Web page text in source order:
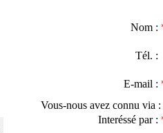
Nom :
Tél.
E-mail :
Vous-nous avez connu via
Interéssé par :